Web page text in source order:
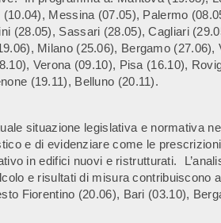
Messina (07.05), Palermo
(28.05), Sassari (28.05), Cagliari
Milano (25.06), Bergamo (27.06),
Verona (09.10), Pisa (16.10),
(19.11), Belluno (20.11).
situazione legislativa e normativa
e di evidenziare come le
in edifici nuovi e ristrutturati.
e risultati di misura contribuiscono
Fiorentino (20.06), Bari (03.10),